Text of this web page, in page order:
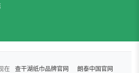
在 查干湖纸巾品牌官网
朗泰中国官网